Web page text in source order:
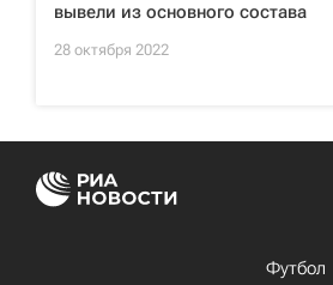
вывели из основного состава
28 октября 2022
Футбол